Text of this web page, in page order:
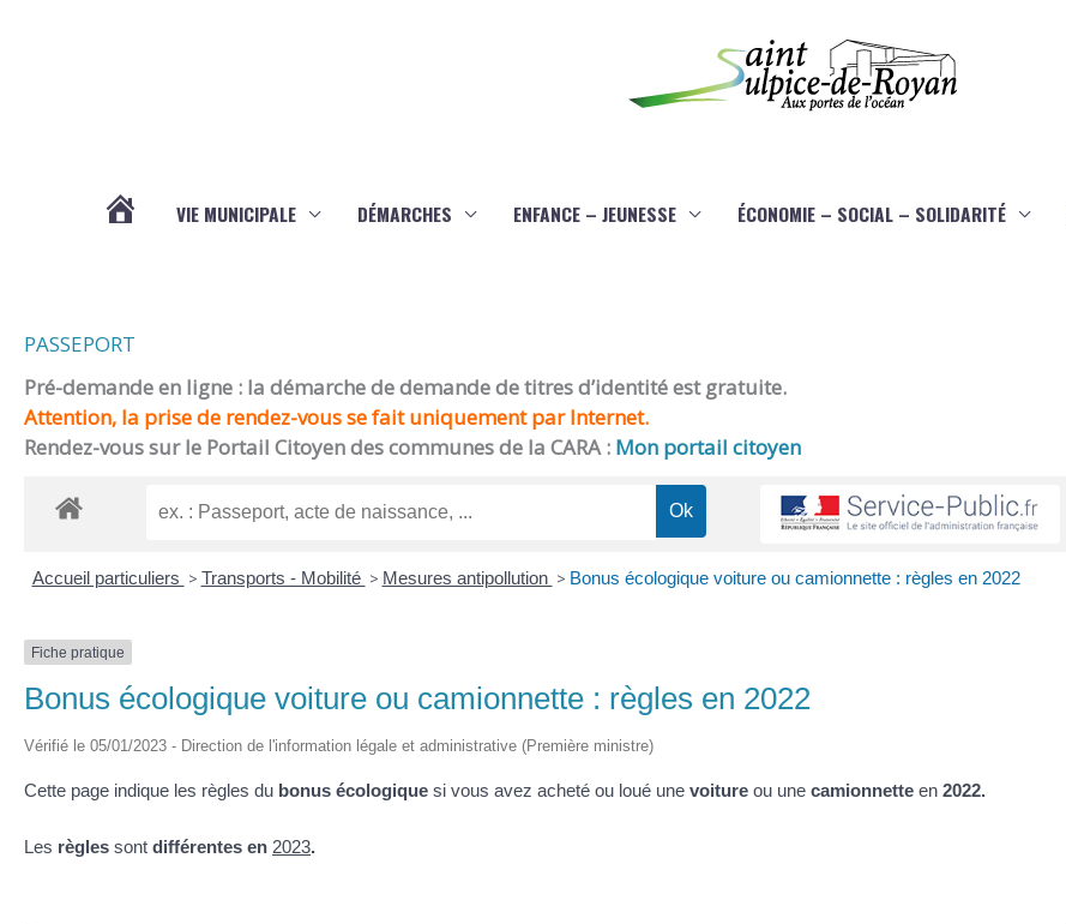
VIE MUNICIPALE DÉMARCHES ENFANCE – JEUNESSE ÉCONOMIE – SOCIAL – SOLIDARITÉ
PASSEPORT
Pré-demande en ligne : la démarche de demande de titres d’identité est gratuite.
Attention, la prise de rendez-vous se fait uniquement par Internet.
Rendez-vous sur le Portail Citoyen des communes de la CARA : Mon portail citoyen
Accueil particuliers > Transports - Mobilité > Mesures antipollution > Bonus écologique voiture ou camionnette : règles en 2022
Fiche pratique
Bonus écologique voiture ou camionnette : règles en 2022
Vérifié le 05/01/2023 - Direction de l'information légale et administrative (Première ministre)
Cette page indique les règles du bonus écologique si vous avez acheté ou loué une voiture ou une camionnette en 2022.
Les règles sont différentes en 2023.